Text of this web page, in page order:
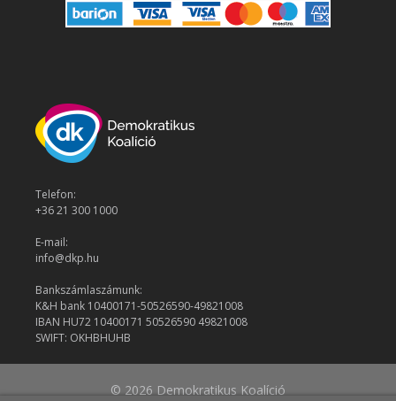
Telefon:
+36 21 300 1000
E-mail:
info@dkp.hu
Bankszámlaszámunk:
K&H bank 10400171-50526590-49821008
IBAN HU72 10400171 50526590 49821008
SWIFT: OKHBHUHB
© 2026 Demokratikus Koalíció